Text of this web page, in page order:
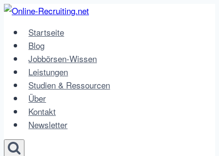
Zum
springenStartseite
Blog
Jobbörsen-Wissen
Leistungen
Studien & Ressourcen
Über
Kontakt
Newsletter